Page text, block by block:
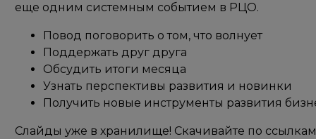
еще одним системным событием в РЦО.
Повод поговорить о том, что волнует
Поддержать друг друга
Обсудить итоги месяца
Узнать перспективы развития и новинки
Получить новые инструменты развития
Слайды уже в хранилище! Скачивайте по